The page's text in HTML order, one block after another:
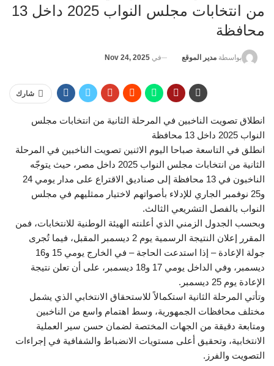
من انتخابات مجلس النواب 2025 داخل 13
محافظة
بواسطة مدير الموقع في Nov 24, 2025
شارك
انطلاق تصويت الناخبين في المرحلة الثانية من انتخابات مجلس
النواب 2025 داخل 13 محافظة
انطلق في التاسعة صباحا اليوم الاثنين تصويت الناخبين في المرحلة
الثانية من انتخابات مجلس النواب 2025 داخل مصر، حيث يتوجّه
الناخبون في 13 محافظة إلى صناديق الاقتراع على مدار يومي 24
و25 نوفمبر الجاري للإدلاء بأصواتهم لاختيار ممثليهم في مجلس
النواب بالفصل التشريعي الثالث.
وبحسب الجدول الزمني الذي أعلنته الهيئة الوطنية للانتخابات، فمن
المقرر إعلان النتيجة الرسمية يوم 2 ديسمبر المقبل، فيما تُجرى
جولة الإعادة – إذا استدعت الحاجة – في الخارج يومي 15 و16
ديسمبر، وفي الداخل يومي 17 و18 ديسمبر، على أن تعلن نتيجة
الإعادة يوم 25 ديسمبر.
وتأتي المرحلة الثانية استكمالاً للاستحقاق الانتخابي الذي يشمل
مختلف محافظات الجمهورية، وسط اهتمام واسع من الناخبين
ومتابعة دقيقة من الجهات المختصة لضمان حسن سير العملية
الانتخابية، وتحقيق أعلى مستويات الانضباط والشفافية في إجراءات
التصويت والفرز.